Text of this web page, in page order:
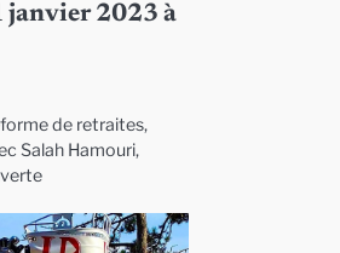
janvier 2023 à
de retraites,
Salah Hamouri,